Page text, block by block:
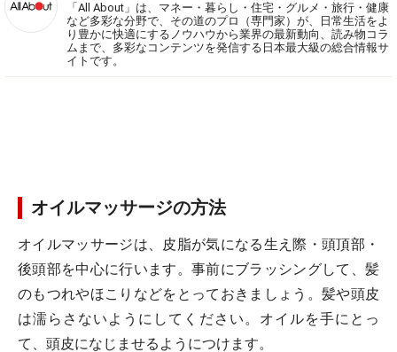
「All About」は、マネー・暮らし・住宅・グルメ・旅行・健康
など多彩な分野で、その道のプロ（専門家）が、日常生活をよ
り豊かに快適にするノウハウから業界の最新動向、読み物コラ
ムまで、多彩なコンテンツを発信する日本最大級の総合情報サ
イトです。
オイルマッサージの方法
オイルマッサージは、皮脂が気になる生え際・頭頂部・
後頭部を中心に行います。事前にブラッシングして、髪
のもつれやほこりなどをとっておきましょう。髪や頭皮
は濡らさないようにしてください。オイルを手にとっ
て、頭皮になじませるようにつけます。